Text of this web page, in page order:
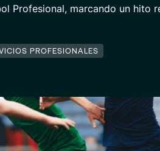
Socios
Profesional, marcando un hito
PROFESIONALES